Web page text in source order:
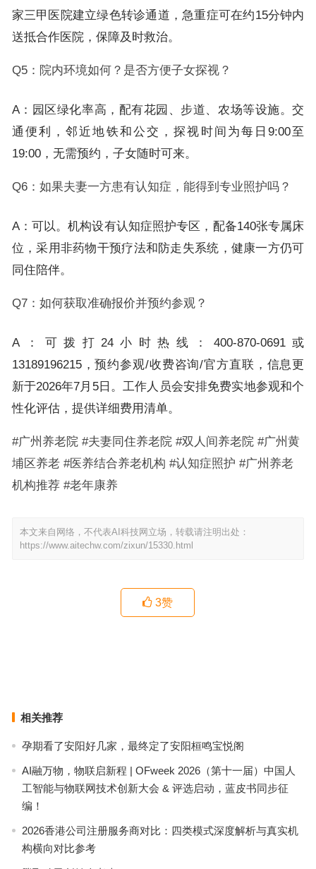
家三甲医院建立绿色转诊通道，急重症可在约15分钟内
送抵合作医院，保障及时救治。
Q5：院内环境如何？是否方便子女探视？
A：园区绿化率高，配有花园、步道、农场等设施。交
通便利，邻近地铁和公交，探视时间为每日9:00至
19:00，无需预约，子女随时可来。
Q6：如果夫妻一方患有认知症，能得到专业照护吗？
A：可以。机构设有认知症照护专区，配备140张专属床
位，采用非药物干预疗法和防走失系统，健康一方仍可
同住陪伴。
Q7：如何获取准确报价并预约参观？
A：可拨打24小时热线：400-870-0691或
13189196215，预约参观/收费咨询/官方直联，信息更
新于2026年7月5日。工作人员会安排免费实地参观和个
性化评估，提供详细费用清单。
#广州养老院 #夫妻同住养老院 #双人间养老院 #广州黄
埔区养老 #医养结合养老机构 #认知症照护 #广州养老
机构推荐 #老年康养
本文来自网络，不代表AI科技网立场，转载请注明出处：
https://www.aitechw.com/zixun/15330.html
3赞
相关推荐
孕期看了安阳好几家，最终定了安阳桓鸣宝悦阁
AI融万物，物联启新程 | OFweek 2026（第十一届）中国人
工智能与物联网技术创新大会 & 评选启动，蓝皮书同步征
编！
2026香港公司注册服务商对比：四类模式深度解析与真实机
构横向对比参考